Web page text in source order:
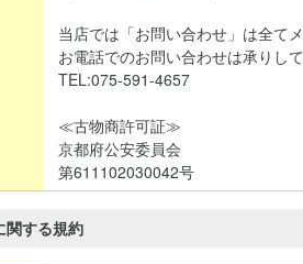
当店では「お問い合わせ」は全て
お電話でのお問い合わせは承りして
TEL:075-591-4657
≪古物商許可証≫
京都府公安委員会
第611102030042号
関する規約